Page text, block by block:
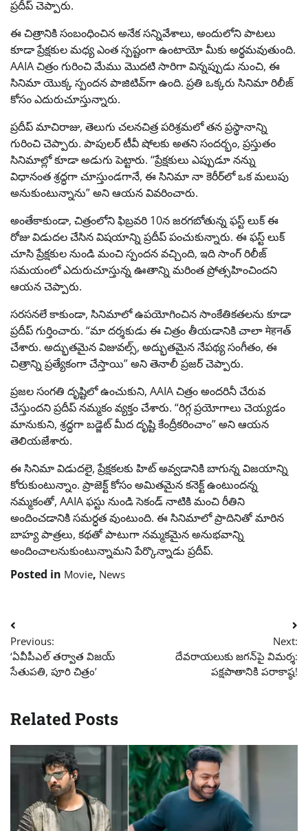
ప్రదీప్ చెప్పారు.
ఈ చిత్రానికి సంబంధించిన అనేక సన్నివేశాలు, అందులోని పాటలు
కూడా ప్రేక్షకుల మధ్య ఎంత స్పష్టంగా ఉంటాయో మీకు అర్థమవుతుంది.
AAIA చిత్రం గురించి మేము మొదటి సారిగా విన్నప్పుడు నుంచి, ఈ
సినిమా యొక్క స్పందన పాజిటివ్‌గా ఉంది. ప్రతి ఒక్కరు సినిమా రిలీజ్
కోసం ఎదురుచూస్తున్నారు.
ప్రదీప్ మాచిరాజు, తెలుగు చలనచిత్ర పరిశ్రమలో తన ప్రస్థానాన్ని
గురించి చెప్పారు. పాపులర్ టీవీ షోలకు అతని సందర్భం, ప్రస్తుతం
సినిమాల్లో కూడా అడుగు పెట్టారు. “ప్రేక్షకులు ఎప్పుడూ నన్ను
విధానంత శ్రద్ధగా చూస్తుండగానే, ఈ సినిమా నా కెరీర్‌లో ఒక మలుపు
అనుకుంటున్నాను” అని ఆయన వివరించారు.
అంతేకాకుండా, చిత్రంలోని ఫిబ్రవరి 10న జరగబోతున్న ఫస్ట్ లుక్ ఈ
రోజు విడుదల చేసిన విషయాన్ని ప్రదీప్ పంచుకున్నారు. ఈ ఫస్ట్ లుక్
చూసి ప్రేక్షకుల నుండి మంచి స్పందన వచ్చింది, ఇది సాంగ్ రిలీజ్
సమయంలో ఎదురుచూస్తున్న ఊతాన్ని మరింత ప్రోత్సహించిందని
ఆయన చెప్పారు.
సరసనలే కాకుండా, సినిమాలో ఉపయోగించిన సాంకేతికతలను కూడా
ప్రదీప్ గుర్తించారు. “మా దర్శకుడు ఈ చిత్రం తీయడానికి చాలా मेहनత్
చేశారు. అద్భుతమైన విజువల్స్, అద్భుతమైన నేపథ్య సంగీతం, ఈ
చిత్రాన్ని ప్రత్యేకంగా చేస్తాయి” అని తెనాలీ ప్రజర్ చెప్పారు.
ప్రజల సంగతి దృష్టిలో ఉంచుకుని, AAIA చిత్రం అందరినీ చేరువ
చేస్తుందని ప్రదీప్ నమ్మకం వ్యక్తం చేశారు. “రిగ్గ ప్రయోగాలు చెయ్యడం
మానుకుని, శ్రద్ధగా బడ్జెట్ మీద దృష్టి కేంద్రీకరించాం” అని ఆయన
తెలియజేశారు.
ఈ సినిమా విడుదలై, ప్రేక్షకలకు హిట్ అవ్వడానికి బాగున్న విజయాన్ని
కోరుకుంటున్నాం. ప్రాజెక్ట్ కోసం అమితమైన కనెక్ట్ ఉంటుందన్న
నమ్మకంతో, AAIA ఫస్టు నుండి సెకండ్‌ నాటికి మంచి రీతిని
అందించడానికి సమర్ధత వుంటుంది. ఈ సినిమాలో ప్రాదినితో మారిన
బాహ్య పాత్రలు, కథతో పాటుగా నమ్మకమైన అనుభవాన్ని
అందించాలనుకుంటున్నామని పేర్కొన్నాడు ప్రదీప్.
Posted in Movie, News
Post
navigation
Previous:
‘ఏవీపీఎల్ తర్వాత విజయ్
సేతుపతి, పూరి చిత్రం’
Next:
దేవరాయలుకు జగన్‌పై విమర్శ:
పక్షపాతానికి పరాకాష్ఠ!
Related Posts